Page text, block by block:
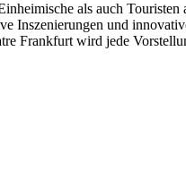
als auch
Inszenierungen und
Frankfurt wird jede